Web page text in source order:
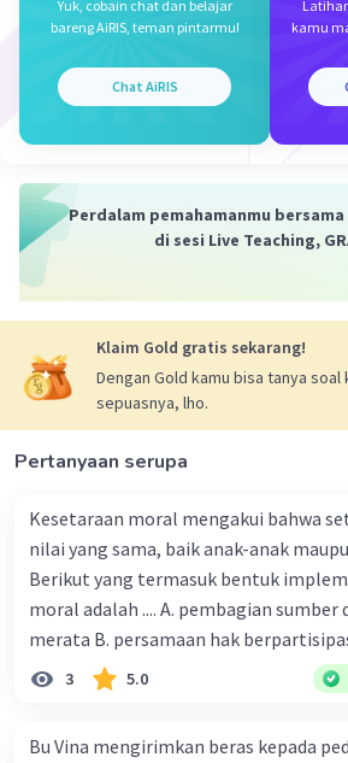
cita-cita hukum yang ingin
kesejahteraan masyarakat,
karena itu, pembukaan UUD
konteks konstitusi Indonesia.
Beri Rating·0.0
Iklan
08 April 2024 15:45
Jawaban terverifikasi
Jawaban yang tepat adalah C.
Penjelasan :
Cita-cita hukum negara RI
keempat. Tujuan utamanya
Yuk, cobain chat dan belajar
bareng AiRIS, teman pintarmu!
Chat AiRIS
kamu
Perdalam pemahamanmu
di sesi Live Teaching,
Klaim Gold gratis sekarang!
Dengan Gold kamu bisa tanya soal
sepuasnya, lho.
Pertanyaan serupa
Kesetaraan moral mengakui bahwa
nilai yang sama, baik anak-anak
Berikut yang termasuk bentuk
moral adalah .... A. pembagian sumber
merata B. persamaan hak
menghargai pendapat orang lain D.
secara adil E. merendahkan status
3 5.0
Bu Vina mengirimkan beras kepada